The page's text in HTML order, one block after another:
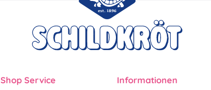
Shop Service Informationen